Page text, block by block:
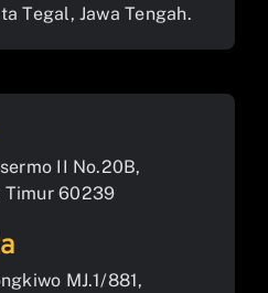
Tegal, Jawa Tengah.
II No.20B,
Timur 60239
MJ.1/881,